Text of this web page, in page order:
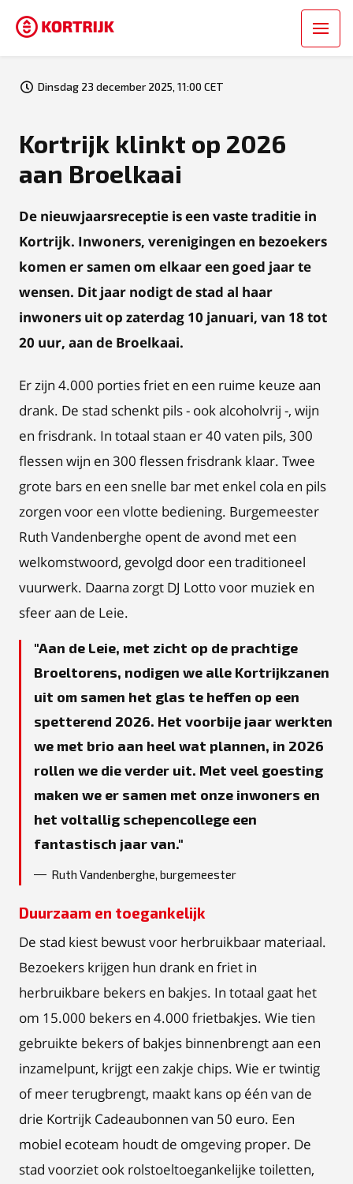
Dinsdag 23 december 2025, 11:00 CET
Kortrijk klinkt op 2026
aan Broelkaai
De nieuwjaarsreceptie is een vaste traditie in
Kortrijk. Inwoners, verenigingen en bezoekers
komen er samen om elkaar een goed jaar te
wensen. Dit jaar nodigt de stad al haar
inwoners uit op zaterdag 10 januari, van 18 tot
20 uur, aan de Broelkaai.
Er zijn 4.000 porties friet en een ruime keuze aan
drank. De stad schenkt pils - ook alcoholvrij -, wijn
en frisdrank. In totaal staan er 40 vaten pils, 300
flessen wijn en 300 flessen frisdrank klaar. Twee
grote bars en een snelle bar met enkel cola en pils
zorgen voor een vlotte bediening. Burgemeester
Ruth Vandenberghe opent de avond met een
welkomstwoord, gevolgd door een traditioneel
vuurwerk. Daarna zorgt DJ Lotto voor muziek en
sfeer aan de Leie.
Aan de Leie, met zicht op de prachtige
Broeltorens, nodigen we alle Kortrijkzanen
uit om samen het glas te heffen op een
spetterend 2026. Het voorbije jaar werkten
we met brio aan heel wat plannen, in 2026
rollen we die verder uit. Met veel goesting
maken we er samen met onze inwoners en
het voltallig schepencollege een
fantastisch jaar van.
Ruth Vandenberghe, burgemeester
Duurzaam en toegankelijk
De stad kiest bewust voor herbruikbaar materiaal.
Bezoekers krijgen hun drank en friet in
herbruikbare bekers en bakjes. In totaal gaat het
om 15.000 bekers en 4.000 frietbakjes. Wie tien
gebruikte bekers of bakjes binnenbrengt aan een
inzamelpunt, krijgt een zakje chips. Wie er twintig
of meer terugbrengt, maakt kans op één van de
drie Kortrijk Cadeaubonnen van 50 euro. Een
mobiel ecoteam houdt de omgeving proper. De
stad voorziet ook rolstoeltoegankelijke toiletten,